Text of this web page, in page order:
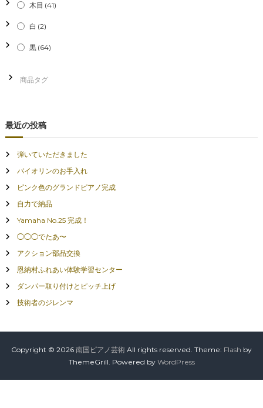
木目 (41)
白 (2)
黒 (64)
最近の投稿
弾いていただきました
バイオリンのお手入れ
ピンク色のグランドピアノ完成
自力で納品
Yamaha No.25 完成！
◯◯◯でたあ〜
アクション部品交換
恩納村ふれあい体験学習センター
ダンパー取り付けとピッチ上げ
技術者のジレンマ
Copyright © 2026 南国ピアノ芸術 All rights reserved. Theme: Flash by
ThemeGrill. Powered by WordPress